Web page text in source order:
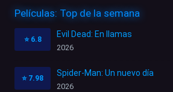
Películas: Top de la semana
⭐ 6.8
Evil Dead: En llamas
2026
⭐ 7.98
Spider-Man: Un nuevo día
2026